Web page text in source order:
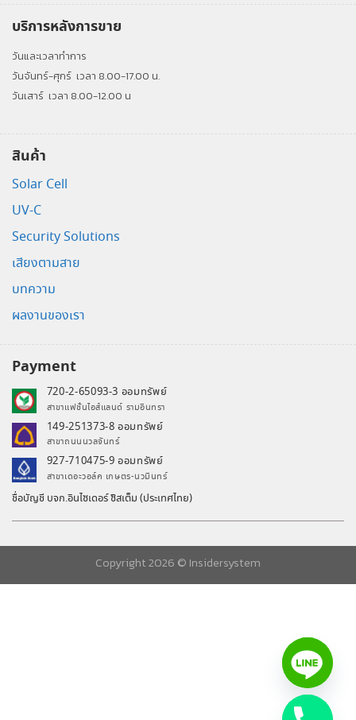
บริการหลังการขาย
วันและเวลาทำการ
วันจันทร์-ศุกร์ เวลา 8.00-17.00 น.
วันเสาร์ เวลา 8.00-12.00 น
สินค้า
Solar Cell
UV-C
Security Solutions
เสียงตามสาย
บทความ
ผลงานของเรา
Payment
720-2-65093-3 ออมทรัพย์
สาขาแฟชั่นไอส์แลนด์ รามอินทรา
149-251373-8 ออมทรัพย์
สาขาถนนนวลจันทร์
927-710475-9 ออมทรัพย์
สาขาเดอะวอล์ค เกษตร-นวมินทร์
ชื่อบัญชี บจก.อินไซเดอร์ ซิสเต็ม (ประเทศไทย)
Copyright 2026 © Insidersystem
chaty